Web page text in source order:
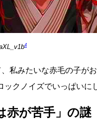
4
、私みたいな赤毛の子が
クノイズでいっぱいに
赤が苦手」の謎